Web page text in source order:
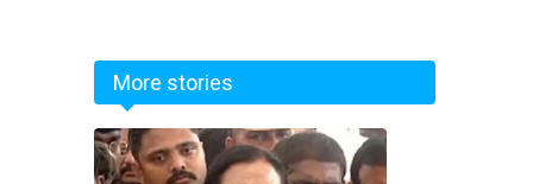
More stories